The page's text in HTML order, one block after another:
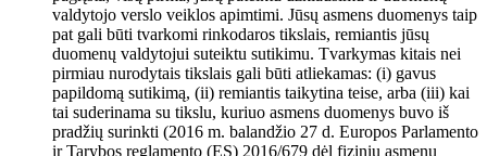
valdytojo verslo veiklos apimtimi. Jūsų asmens duomenys taip
pat gali būti tvarkomi rinkodaros tikslais, remiantis jūsų
duomenų valdytojui suteiktu sutikimu. Tvarkymas kitais nei
pirmiau nurodytais tikslais gali būti atliekamas: (i) gavus
papildomą sutikimą, (ii) remiantis taikytina teise, arba (iii) kai
tai suderinama su tikslu, kuriuo asmens duomenys buvo iš
pradžių surinkti (2016 m. balandžio 27 d. Europos Parlamento
ir Tarybos reglamento (ES) 2016/679 dėl fizinių asmenų